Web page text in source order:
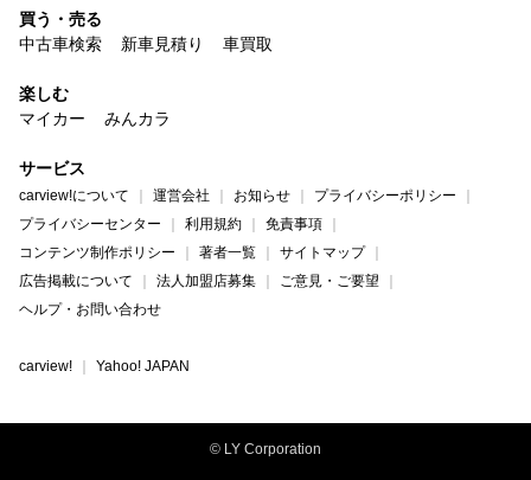
買う・売る
中古車検索
新車見積り 車買取
楽しむ
マイカー
みんカラ
サービス
carview!について 運営会社 お知らせ
プライバシーポリシー
プライバシーセンター
利用規約
免責事項
コンテンツ制作ポリシー
著者一覧
サイトマップ
広告掲載について
法人加盟店募集
ご意見・ご要望
ヘルプ・お問い合わせ
carview! Yahoo! JAPAN
© LY Corporation